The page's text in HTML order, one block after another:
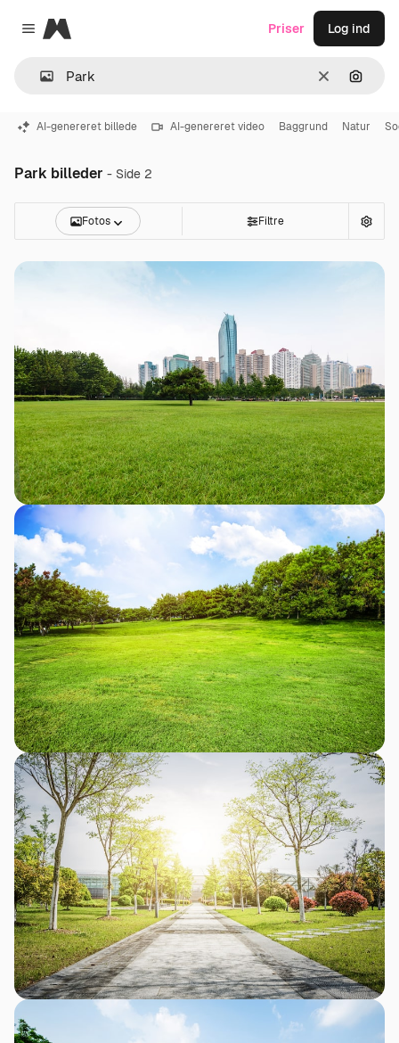
Close menu
Magnific
Klar Søg
Priser Log ind
AI-genereret billede AI-genereret video Baggrund Natur
Park billeder - Side 2
Fotos Filtre